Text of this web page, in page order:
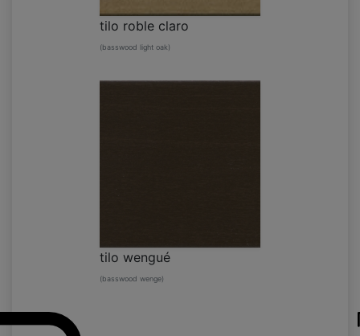
tilo roble claro
(basswood light oak)
tilo wengué
(basswood wenge)